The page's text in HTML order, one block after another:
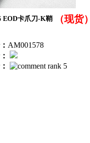
EOD卡爪刀-K鞘 （现货）
AM001578